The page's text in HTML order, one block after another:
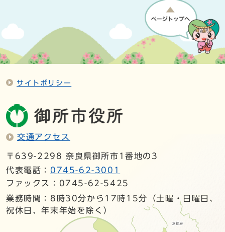
サイトポリシー
交通アクセス
〒639-2298 奈良県御所市1番地の3
代表電話： 0745-62-3001
ファックス：0745-62-5425
業務時間：8時30分から17時15分（土曜・日曜日、
祝休日、年末年始を除く）